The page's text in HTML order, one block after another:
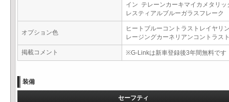
イン テレーンカーキマイカメタリ
レスティアルブルーガラスフレーク
オプション色
ヒートブルーコントラストレイヤリ
レージングカーネリアンコントラス
掲載コメント ※G-Linkは新車登録後3年間無料です
装備
セーフティ